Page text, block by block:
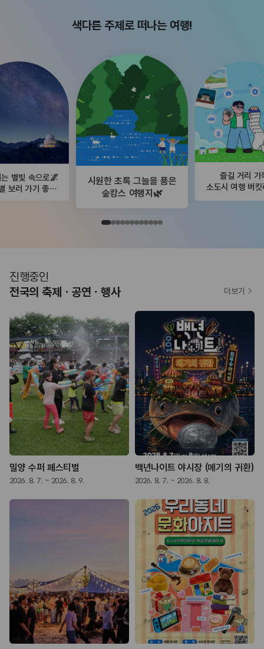
색다른 주제로 떠나는 여행!
별빛 속으로🌌
보러 가기 좋은
시원한 초록 그늘을 품은
숲캉스 여행지🌿
즐길 거리 가
소도시 여행 버킷
진행중인
전국의 축제ㆍ공연ㆍ행사
밀양 수퍼 페스티벌
2026. 8. 7. ~ 2026. 8. 9.
백년나이트 야시장 (메기의 귀환)
2026. 8. 7. ~ 2026. 8. 8.
더보기